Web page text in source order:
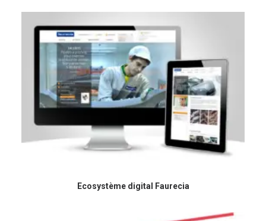
Ecosystème digital Faurecia